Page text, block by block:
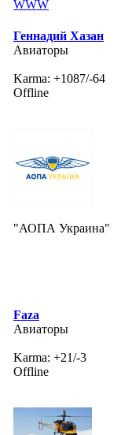
WWW
Геннадий Хазан
Авиаторы
Karma: +1087/-64
Offline
"АОПА Украина"
Faza
Авиаторы
Karma: +21/-3
Offline